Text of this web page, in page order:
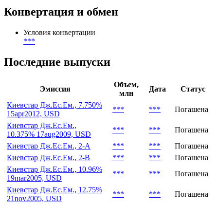
Конвертация и обмен
Условия конвертации
***
Последние выпуски
Эмиссия
Объем,
млн
Дата
Статус
Киевстар Дж.Ес.Ем., 7.750%
15apr2012, USD
*** ***
Погашена
Киевстар Дж.Ес.Ем.,
10.375% 17aug2009, USD
*** ***
Погашена
Киевстар Дж.Ес.Ем., 2-А
*** ***
Погашена
Киевстар Дж.Ес.Ем., 2-В
*** ***
Погашена
Киевстар Дж.Ес.Ем., 10.96%
19mar2005, USD
*** ***
Погашена
Киевстар Дж.Ес.Ем., 12.75%
21nov2005, USD
*** ***
Погашена